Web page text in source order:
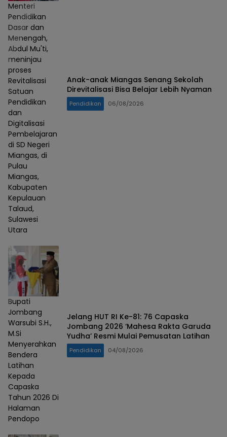
Menteri
Pendidikan
Dasar dan
Menengah,
Abdul Mu'ti,
meninjau
proses
Revitalisasi
Satuan
Pendidikan
dan
Digitalisasi
Pembelajaran
di SD Negeri
Miangas, di
Pulau
Miangas,
Kabupaten
Kepulauan
Talaud,
Sulawesi
Utara
Anak-anak Miangas Senang Sekolah
Direvitalisasi Bisa Belajar Lebih Nyaman
Pendidikan 06/08/2026
Bupati
Jombang
Warsubi S.H.,
M.Si
Menyerahkan
Bendera
Latihan
Kepada
Capaska
Tahun 2026 Di
Halaman
Pendopo
Jelang HUT RI Ke-81: 76 Capaska
Jombang 2026 ‘Mahesa Rakta Garuda
Yudha’ Resmi Mulai Pemusatan Latihan
Pendidikan 04/08/2026